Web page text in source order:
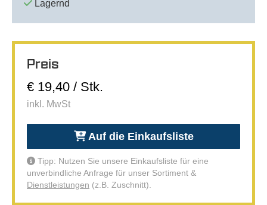
Lagernd
Preis
€ 19,40 / Stk.
inkl. MwSt
Auf die Einkaufsliste
Tipp: Nutzen Sie unsere Einkaufsliste für eine
unverbindliche Anfrage für unser Sortiment &
Dienstleistungen (z.B. Zuschnitt).